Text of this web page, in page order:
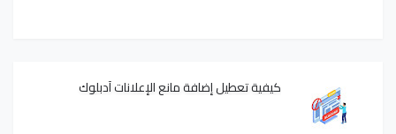
كيفية تعطيل إضافة مانع الإعلانات آدبلوك